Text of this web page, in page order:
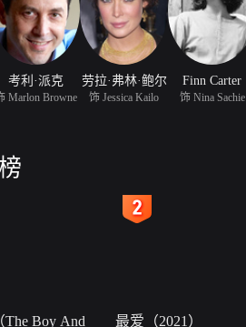
考利·派克
Marlon Browne
劳拉·弗林·鲍尔
饰 Jessica Kailo
Finn Carter
饰 Nina Sachie
Boy And
最爱（2021）